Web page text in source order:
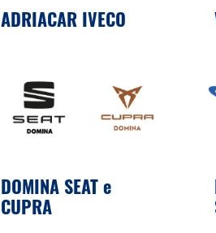
ADRIACAR IVECO
DOMINA SEAT e
CUPRA